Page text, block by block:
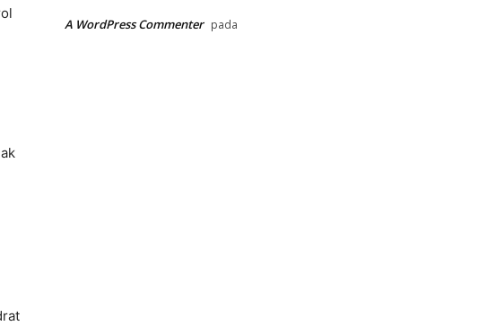
A WordPress Commenter pada